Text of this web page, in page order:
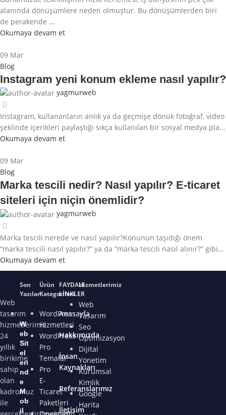
alanında dönüşümlere neden olmuştur. Bu dönüşümlerden biri
de perakende ...
Okumaya devam et
09 Mar
Blog
Instagram yeni konum ekleme nasıl yapılır?
yagmurweb
Instagram, kullananların anlık ya da geçmişe dönük fotoğraf, video
şeklinde içerikleri paylaştığı sıkça kullanılan bir sosyal medya pla...
Okumaya devam et
09 Mar
Blog
Marka tescili nedir? Nasıl yapılır? E-ticaret
siteleri için niçin önemlidir?
yagmurweb
Marka tescili nerede ve nasıl yapılır?Konunun taşıdığı önem
“marka tescili nasıl yapılır?” ya da “marka tescili nasıl alınır?” gibi...
Okumaya devam et
Web
tasarım
hizmetlerimiz
24
yıllık
birikime
sahip
olan
kadromuz
ile
Son
Yazılar
W
eb
Sit
el
eri
nd
e
M
ob
il
Ürün
Kategorileri
WordPress
Hizmetleri
WordPress
Pro
Temalar
Pro
E-
Ticaret
Paketleri
FAYDALI
LİNKLER
Anasayfa
Hakkımızda
İnsan
Kaynakları
Referanslarımız
İletişim
Hizmetlerimiz
Web
Tasarım
Seo
Optimizasyon
Dijital
Yönetim
Kurumsal
Kimlik
Google
Harita